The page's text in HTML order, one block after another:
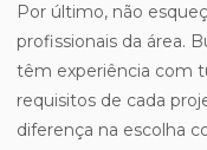
Por último, não
profissionais da área.
têm experiência com
requisitos de cada
diferença na escolha